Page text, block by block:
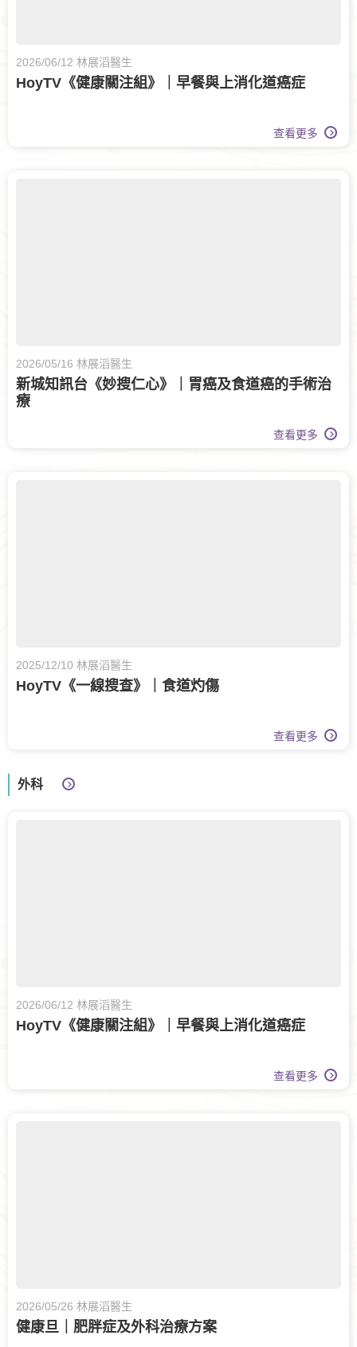
2026/06/12 林展滔醫生
HoyTV《健康關注組》｜早餐與上消化道癌症
查看更多
2026/05/16 林展滔醫生
新城知訊台《妙搜仁心》｜胃癌及食道癌的手術治
療
查看更多
2025/12/10 林展滔醫生
HoyTV《一線搜查》｜食道灼傷
查看更多
外科
2026/06/12 林展滔醫生
HoyTV《健康關注組》｜早餐與上消化道癌症
查看更多
2026/05/26 林展滔醫生
健康旦｜肥胖症及外科治療方案